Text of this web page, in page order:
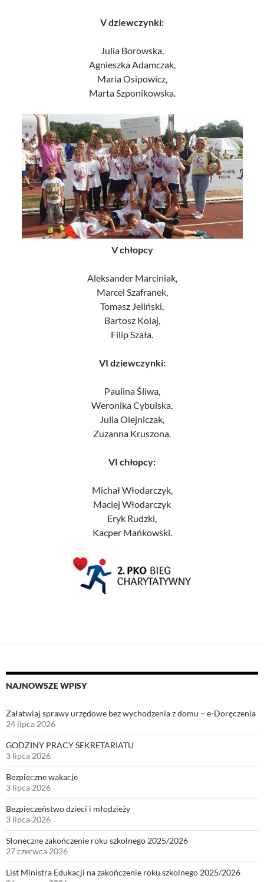
V dziewczynki:
Julia Borowska,
Agnieszka Adamczak,
Maria Osipowicz,
Marta Szponikowska.
V chłopcy
Aleksander Marciniak,
Marcel Szafranek,
Tomasz Jeliński,
Bartosz Kolaj,
Filip Szała.
VI dziewczynki:
Paulina Śliwa,
Weronika Cybulska,
Julia Olejniczak,
Zuzanna Kruszona.
VI chłopcy:
Michał Włodarczyk,
Maciej Włodarczyk
Eryk Rudzki,
Kacper Mańkowski.
NAJNOWSZE WPISY
Załatwiaj sprawy urzędowe bez wychodzenia z domu – e-Doręczenia
24 lipca 2026
GODZINY PRACY SEKRETARIATU
3 lipca 2026
Bezpieczne wakacje
3 lipca 2026
Bezpieczeństwo dzieci i młodzieży
3 lipca 2026
Słoneczne zakończenie roku szkolnego 2025/2026
27 czerwca 2026
List Ministra Edukacji na zakończenie roku szkolnego 2025/2026